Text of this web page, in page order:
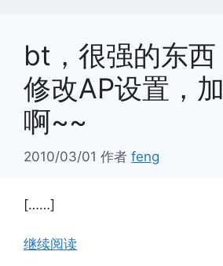
bt，很强的东
修改AP设置，
啊~~
2010/03/01 作者 feng
[……]
继续阅读